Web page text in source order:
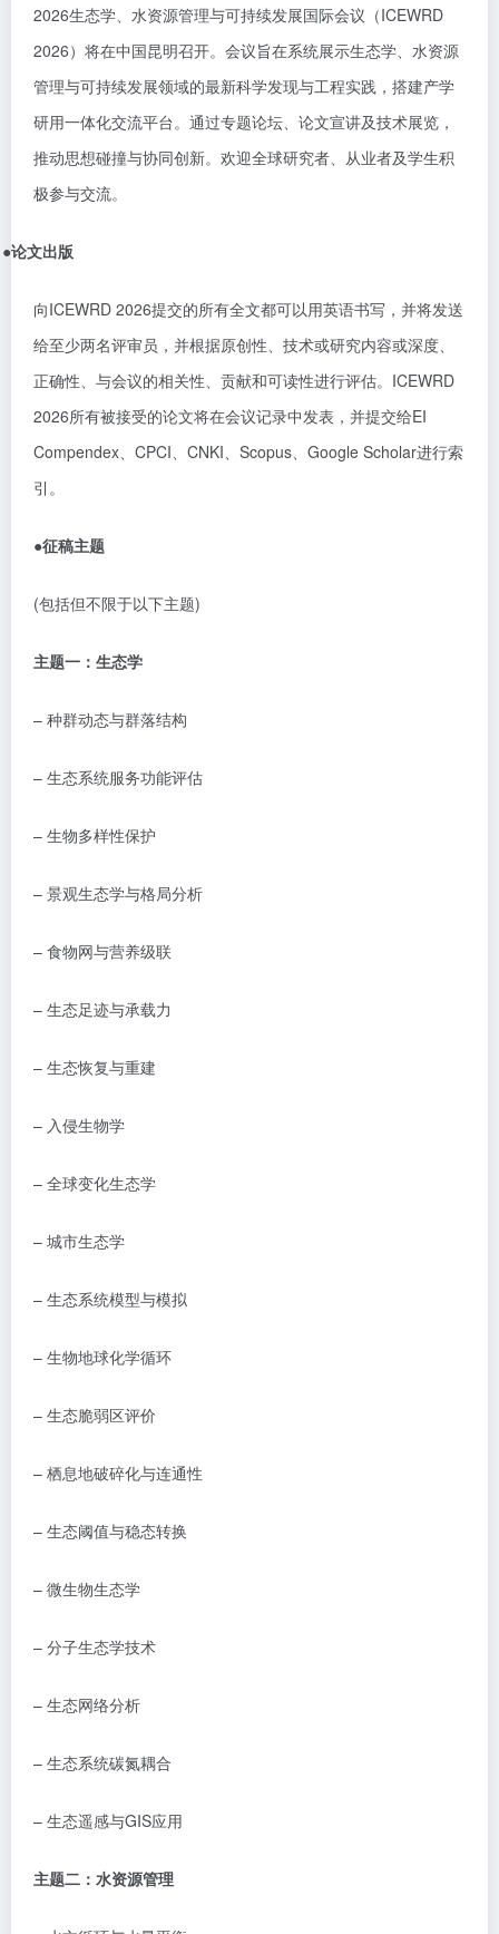
2026生态学、水资源管理与可持续发展国际会议（ICEWRD
2026）将在中国昆明召开。会议旨在系统展示生态学、水资源
管理与可持续发展领域的最新科学发现与工程实践，搭建产学
研用一体化交流平台。通过专题论坛、论文宣讲及技术展览，
推动思想碰撞与协同创新。欢迎全球研究者、从业者及学生积
极参与交流。
●论文出版
向ICEWRD 2026提交的所有全文都可以用英语书写，并将发送
给至少两名评审员，并根据原创性、技术或研究内容或深度、
正确性、与会议的相关性、贡献和可读性进行评估。 ICEWRD
2026所有被接受的论文将在会议记录中发表，并提交给EI
Compendex、 CPCI、 CNKI、 Scopus、 Google Scholar进行索
引。
●征稿主题
(包括但不限于以下主题)
主题一：生态学
– 种群动态与群落结构
– 生态系统服务功能评估
– 生物多样性保护
– 景观生态学与格局分析
– 食物网与营养级联
– 生态足迹与承载力
– 生态恢复与重建
– 入侵生物学
– 全球变化生态学
– 城市生态学
– 生态系统模型与模拟
– 生物地球化学循环
– 生态脆弱区评价
– 栖息地破碎化与连通性
– 生态阈值与稳态转换
– 微生物生态学
– 分子生态学技术
– 生态网络分析
– 生态系统碳氮耦合
– 生态遥感与GIS应用
主题二：水资源管理